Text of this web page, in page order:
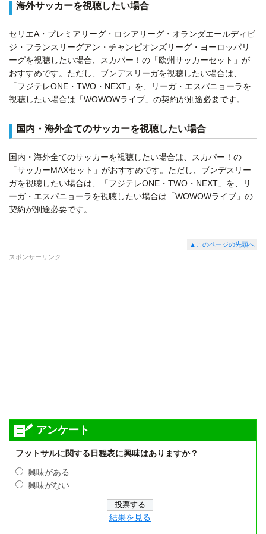
海外サッカーを視聴したい場合
セリエA・プレミアリーグ・ロシアリーグ・オランダエールディビ
ジ・フランスリーグアン・チャンピオンズリーグ・ヨーロッパリ
ーグを視聴したい場合、スカパー！の「欧州サッカーセット」が
おすすめです。ただし、ブンデスリーガを視聴したい場合は、
「フジテレONE・TWO・NEXT」を、リーガ・エスパニョーラを
視聴したい場合は「WOWOWライブ」の契約が別途必要です。
国内・海外全てのサッカーを視聴したい場合
国内・海外全てのサッカーを視聴したい場合は、スカパー！の
「サッカーMAXセット」がおすすめです。ただし、ブンデスリー
ガを視聴したい場合は、「フジテレONE・TWO・NEXT」を、リ
ーガ・エスパニョーラを視聴したい場合は「WOWOWライブ」の
契約が別途必要です。
▲このページの先頭へ
スポンサーリンク
アンケート
フットサルに関する日程表に興味はありますか？
興味がある
興味がない
結果を見る